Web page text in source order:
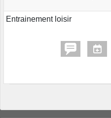
Entrainement loisir